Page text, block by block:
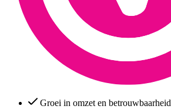
Groei in omzet en betrouwbaarheid